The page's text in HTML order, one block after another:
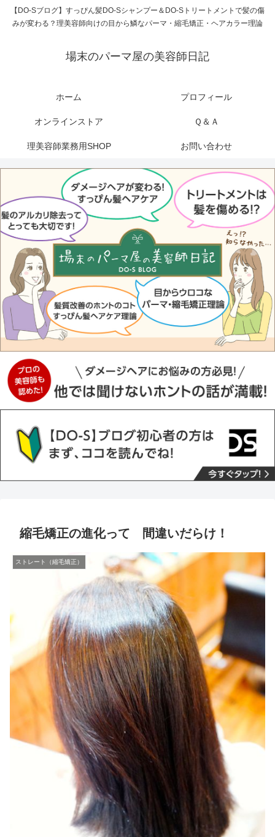
【DO-Sブログ】すっぴん髪DO-Sシャンプー＆DO-Sトリートメントで髪の傷
みが変わる？理美容師向けの目から鱗なパーマ・縮毛矯正・ヘアカラー理論
場末のパーマ屋の美容師日記
ホーム プロフィール
オンラインストア Ｑ＆Ａ
理美容師業務用SHOP お問い合わせ
縮毛矯正の進化って 間違いだらけ！
ストレート（縮毛矯正）